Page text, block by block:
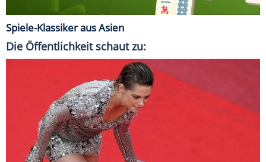
Spiele-Klassiker aus Asien
Die Öffentlichkeit schaut zu: